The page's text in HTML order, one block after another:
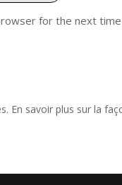
for the next
En savoir plus sur la